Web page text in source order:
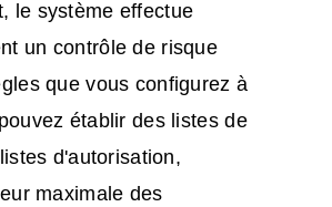
le système effectue
un contrôle de risque
que vous configurez à
établir des listes de
d'autorisation,
maximale des